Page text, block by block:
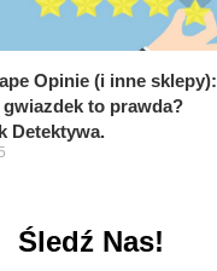
Opinie (i inne sklepy):
gwiazdek to prawda?
Detektywa.
Śledź Nas!